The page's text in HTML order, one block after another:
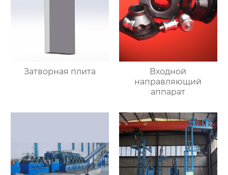
Затворная плита
Входной
направляющий
аппарат